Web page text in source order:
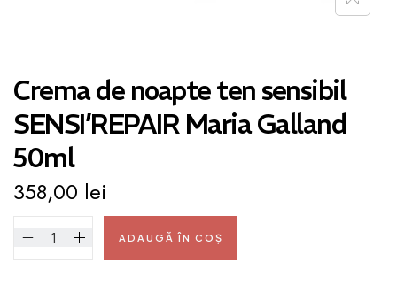
Crema de noapte ten sensibil
SENSI’REPAIR Maria Galland
50ml
358,00 lei
ADAUGĂ ÎN COȘ